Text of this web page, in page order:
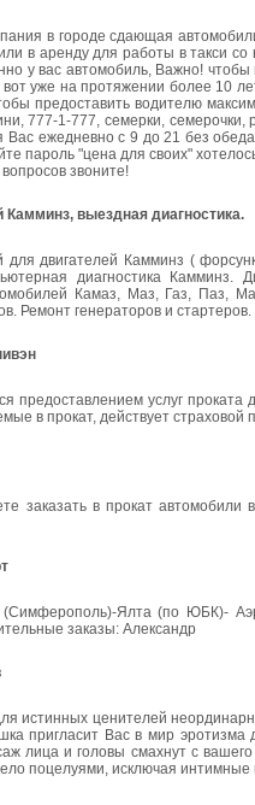
в городе сдающая
в аренду для работы в такси
у вас автомобиль, Важно!
уже на протяжении более 10
предоставить водителю
777-1-777, семерки,
ежедневно с 9 до 21 без
пароль "цена для своих"
звоните!
выездная диагностика.
для двигателей Камминз (
диагностика
Камаз, Маз, Газ, Паз,
Ремонт генераторов и
предоставлением услуг проката
в прокат, действует
заказать в прокат автомобили
Ялта (по ЮБК)-
заказы: Александр
истинных ценителей
пригласит Вас в мир
лица и головы смахнут с
поцелуями, исключая